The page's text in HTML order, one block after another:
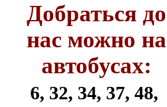
Добраться до
нас можно на
автобусах:
6, 32, 34, 37, 48,